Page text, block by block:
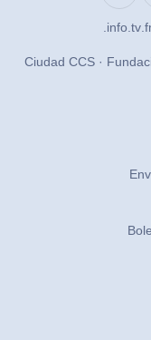
.info .tv
Ciudad CCS ·